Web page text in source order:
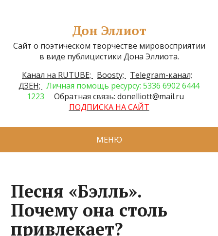
Дон Эллиот
Сайт о поэтическом творчестве мировосприятии
в виде публицистики Дона Эллиота.
Канал на RUTUBE;
Boosty;
Telegram-канал;
ДЗЕН; Личная помощь ресурсу: 5336 6902 6444
1223
Обратная связь: donelliott@mail.ru
ПОДПИСКА НА САЙТ
МЕНЮ
Песня «Бэлль».
Почему она столь
привлекает?